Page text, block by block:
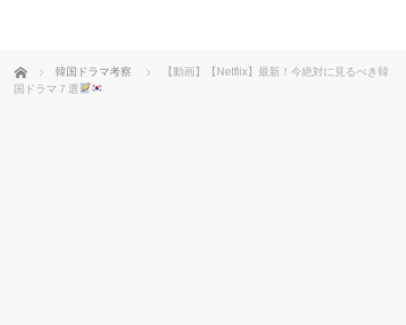
ホーム 韓国ドラマ考察
【動画】【Netflix】最新！今絶対に見るべき韓
国ドラマ７選